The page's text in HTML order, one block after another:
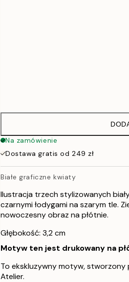
Na zamówienie
Dostawa gratis od 249 zł
Białe graficzne kwiaty
Ilustracja trzech stylizowanych
czarnymi łodygami na szarym tle.
nowoczesny obraz na płótnie.
Głębokość: 3,2 cm
Motyw ten jest drukowany na
To ekskluzywny motyw,
Atelier.